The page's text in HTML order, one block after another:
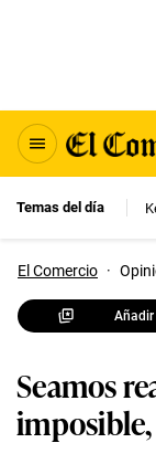
Temas del día
El Comercio ·
Añadir
Seamos